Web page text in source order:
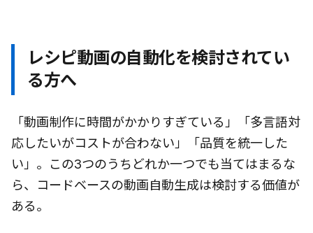
レシピ動画の自動化を検討されてい
る方へ
「動画制作に時間がかかりすぎている」「多言語対
応したいがコストが合わない」「品質を統一した
い」。この3つのうちどれか一つでも当てはまるな
ら、コードベースの動画自動生成は検討する価値が
ある。